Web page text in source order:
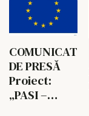
COMUNICAT
DE PRESĂ
Proiect:
„PASI –